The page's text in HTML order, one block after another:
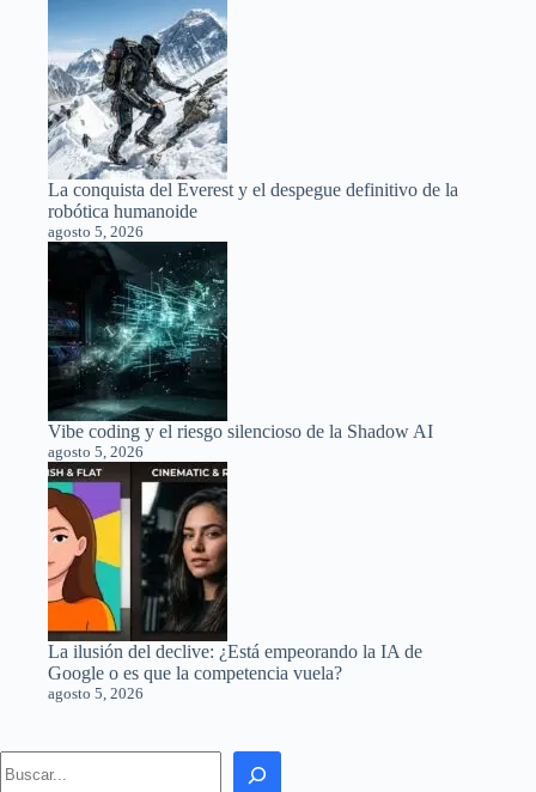
La conquista del Everest y el despegue definitivo de la
robótica humanoide
agosto 5, 2026
Vibe coding y el riesgo silencioso de la Shadow AI
agosto 5, 2026
La ilusión del declive: ¿Está empeorando la IA de
Google o es que la competencia vuela?
agosto 5, 2026
Search